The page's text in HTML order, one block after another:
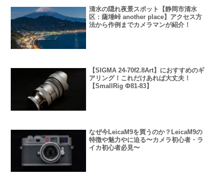
清水の隠れ夜景スポット【静岡市清水
区：薩埵峠 another place】アクセス方
法から作例までカメラマンが紹介！
【SIGMA 24-70f2.8Art】におすすめのギ
アリング！これだけあれば大丈夫！
【SmallRig Φ81-83】
なぜ今LeicaM9を買うのか？LeicaM9の
特徴や魅力やに迫る〜カメラ初心者・ラ
イカ初心者必見〜